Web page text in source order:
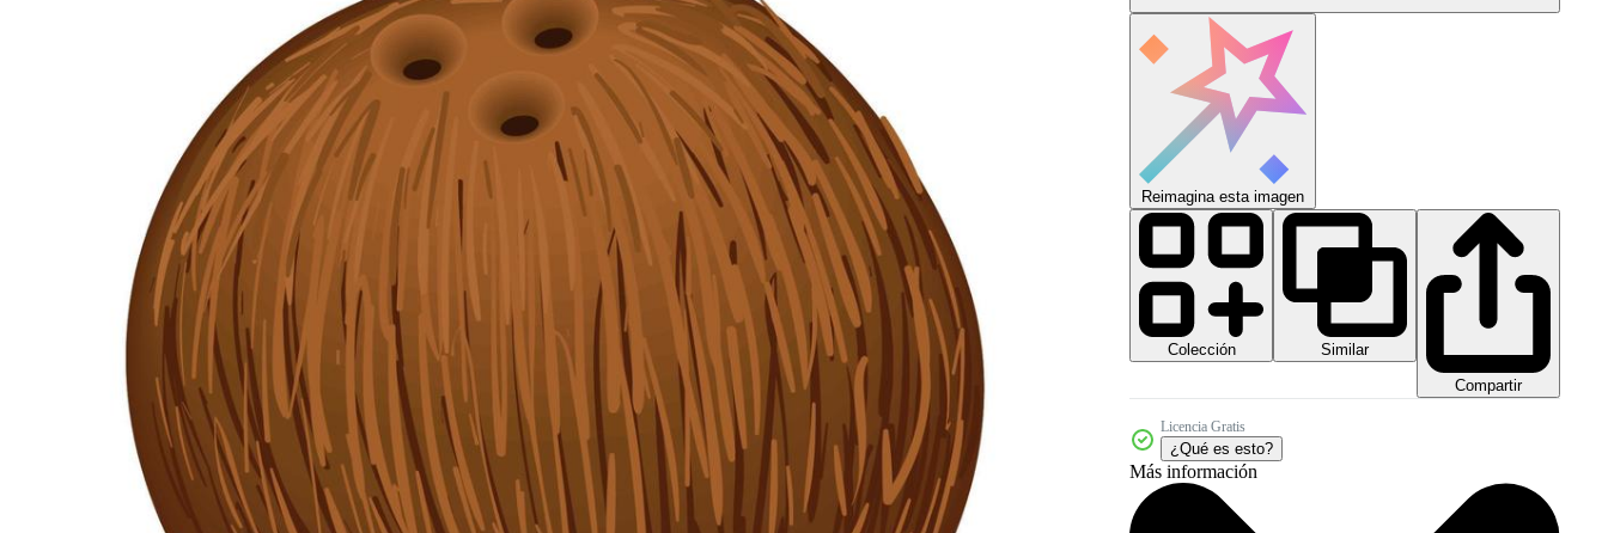
Reimagina esta imagen
Colección
Similar
Compartir
Licencia Gratis
¿Qué es esto?
Más información